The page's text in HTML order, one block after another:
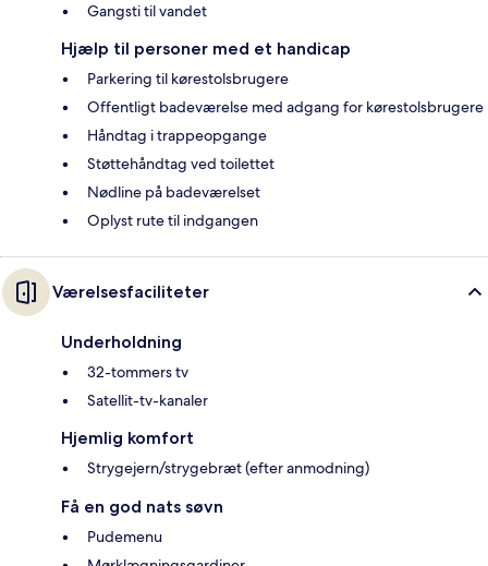
Gangsti til vandet
Hjælp til personer med et handicap
Parkering til kørestolsbrugere
Offentligt badeværelse med adgang for kørestolsbrugere
Håndtag i trappeopgange
Støttehåndtag ved toilettet
Nødline på badeværelset
Oplyst rute til indgangen
Værelsesfaciliteter
Underholdning
32-tommers tv
Satellit-tv-kanaler
Hjemlig komfort
Strygejern/strygebræt (efter anmodning)
Få en god nats søvn
Pudemenu